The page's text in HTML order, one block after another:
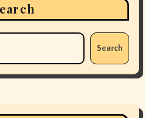
Search